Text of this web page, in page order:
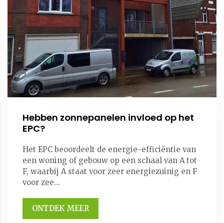
Hebben zonnepanelen invloed op het
EPC?
Het EPC beoordeelt de energie-efficiëntie van
een woning of gebouw op een schaal van A tot
F, waarbij A staat voor zeer energiezuinig en F
voor zee...
ONTDEK MEER